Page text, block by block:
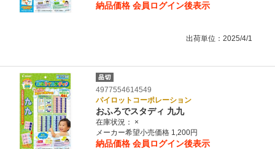
納品価格 会員ログイン後表示
出荷単位：2025/4/1
4977554614549
パイロットコーポレーション
おふろでスタディ 九九
在庫状況：
×
メーカー希望小売価格 1,200円
納品価格 会員ログイン後表示